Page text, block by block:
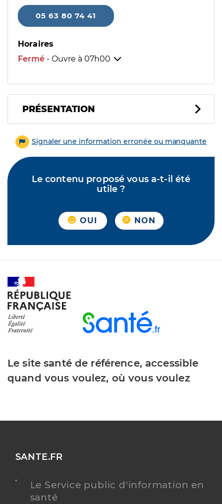
05 63 80 74 41
Horaires
Fermé - Ouvre à 07h00
PRÉSENTATION
Signaler une information erronée ou manquante
Le contenu proposé vous a-t-il été
utile ?
OUI NON
Le site santé de référence, accessible
quand vous voulez, où vous voulez
SANTE.FR
Le Service public d'information en
santé